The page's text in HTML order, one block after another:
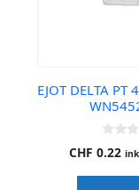
EJOT DELTA PT
0
o
CHF 0.22